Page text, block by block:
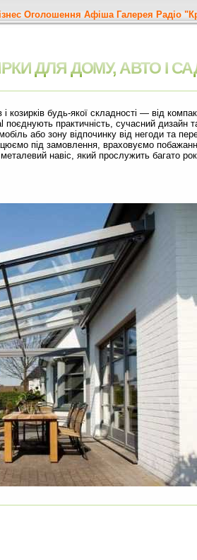
Оголошення Афіша Галерея Радіо
ДЛЯ ДОМУ, АВТО І
козирків будь-якої складності — від
практичність, сучасний дизайн
або зону відпочинку від негоди та
під замовлення, враховуємо побажання
навіс, який прослужить багато